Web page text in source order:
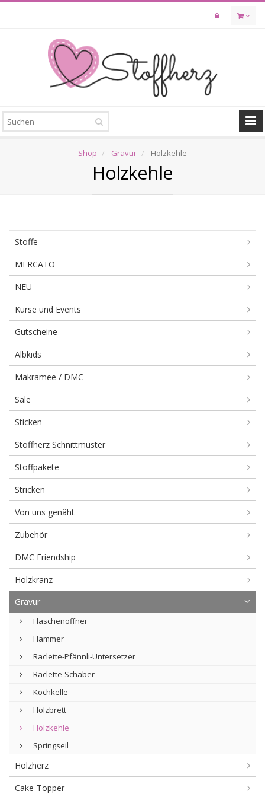
Skip
Shop Gravur Holzkehle
Holzkehle
Stoffe
MERCATO
NEU
Kurse und Events
Gutscheine
Albkids
Makramee / DMC
Sale
Sticken
Stoffherz Schnittmuster
Stoffpakete
Stricken
Von uns genäht
Zubehör
DMC Friendship
Holzkranz
Gravur
Flaschenöffner
Hammer
Raclette-Pfännli-Untersetzer
Raclette-Schaber
Kochkelle
Holzbrett
Holzkehle
Springseil
Holzherz
Cake-Topper